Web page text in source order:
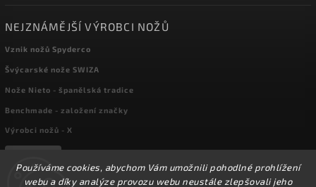
Používáme cookies, abychom Vám umožnili pohodlné prohlížení
webu a díky analýze provozu webu neustále zlepšovali jeho
NEJZNÁMĚJŠÍ VÝROBCI NOŽŮ
Vznik nožů Spyderco
Švýcarské nože SWIZA
Nože Nieto - španělská tradice
Benchmade - založení značky
Výrobci nožů - X